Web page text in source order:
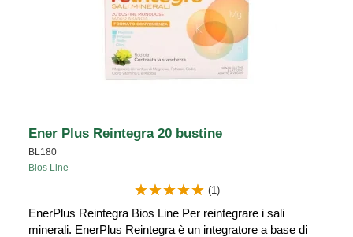
Ener Plus Reintegra 20 bustine
BL180
Bios Line
(1)
EnerPlus Reintegra Bios Line Per reintegrare i sali
minerali. EnerPlus Reintegra è un integratore a base di